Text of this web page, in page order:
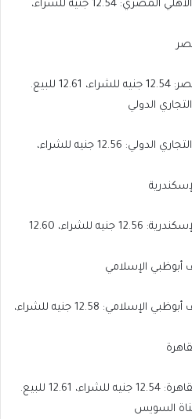
سعر الريال السعودي في البنك الأهلي المصري: 12.54 جنيه للشراء،
الدولي
سعر الريال السعودي في البنك التجاري الدولي: 12.56 جنيه للشراء،
سعر الريال السعودي في بنك الإسكندرية: 12.56 جنيه للشراء، 12.60
الإسلامي
سعر الريال السعودي في مصرف أبوظبي الإسلامي: 12.58 جنيه للشراء،
للبيع.
السويس